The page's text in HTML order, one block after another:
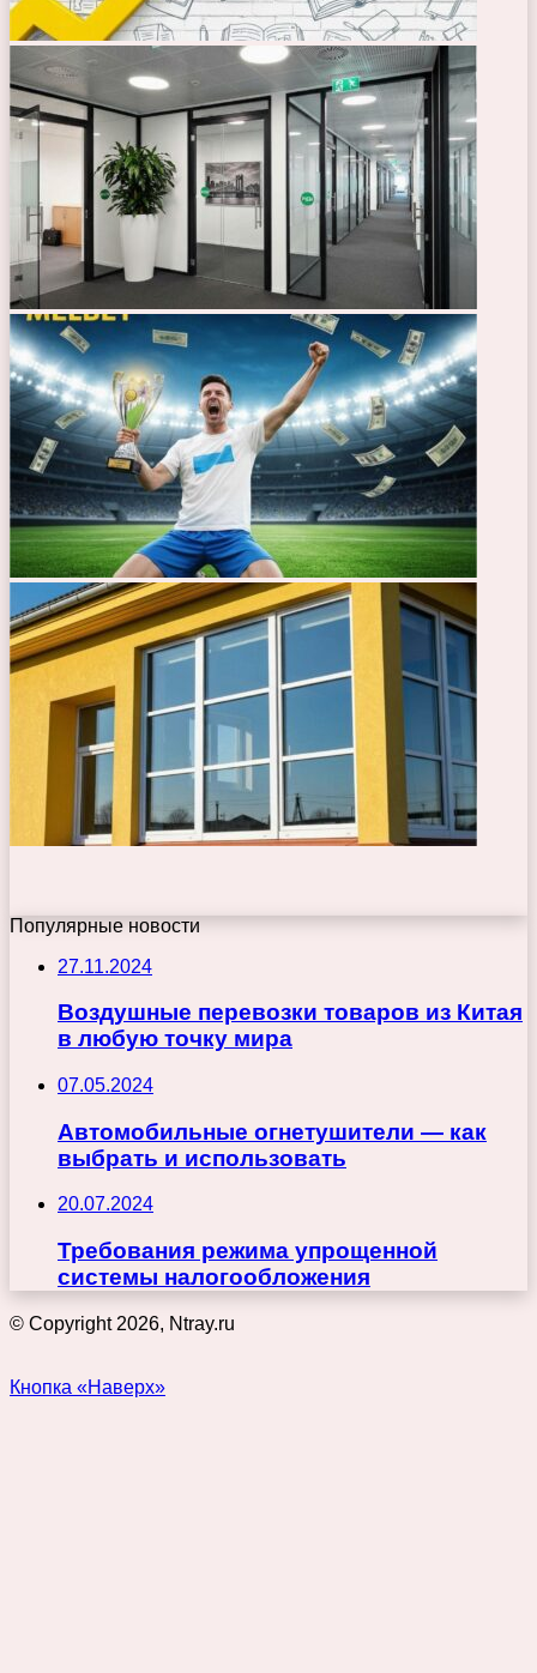
Популярные новости
27.11.2024
Воздушные перевозки товаров из Китая
в любую точку мира
07.05.2024
Автомобильные огнетушители — как
выбрать и использовать
20.07.2024
Требования режима упрощенной
системы налогообложения
© Copyright 2026, Ntray.ru
Кнопка «Наверх»